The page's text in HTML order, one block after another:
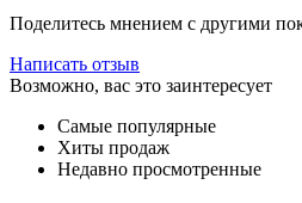
Поделитесь мнением с другими
Написать отзыв
Возможно, вас это заинтересует
Самые популярные
Хиты продаж
Недавно просмотренные